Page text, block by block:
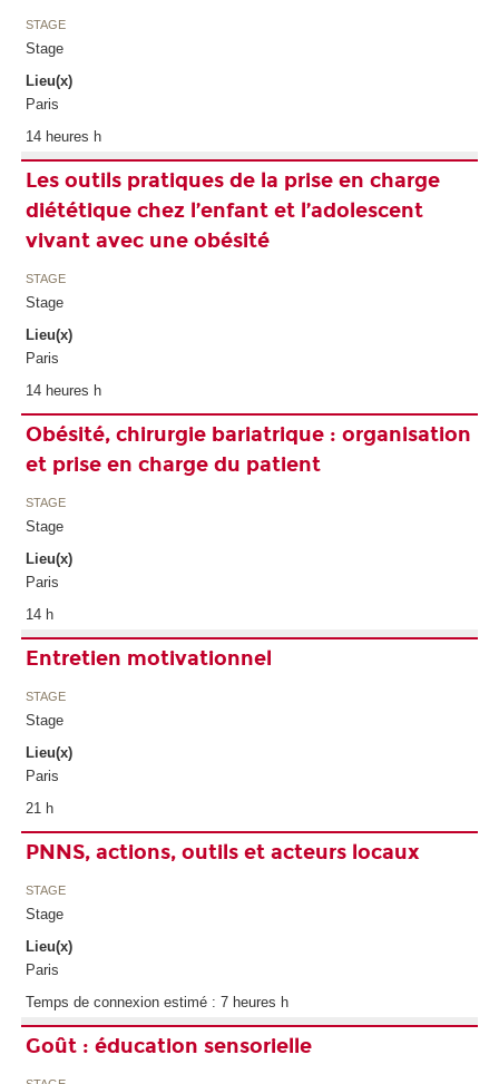
STAGE
Stage
Lieu(x)
Paris
14 heures h
Les outils pratiques de la prise en charge
diététique chez l’enfant et l’adolescent
vivant avec une obésité
STAGE
Stage
Lieu(x)
Paris
14 heures h
Obésité, chirurgie bariatrique : organisation
et prise en charge du patient
STAGE
Stage
Lieu(x)
Paris
14 h
Entretien motivationnel
STAGE
Stage
Lieu(x)
Paris
21 h
PNNS, actions, outils et acteurs locaux
STAGE
Stage
Lieu(x)
Paris
Temps de connexion estimé : 7 heures h
Goût : éducation sensorielle